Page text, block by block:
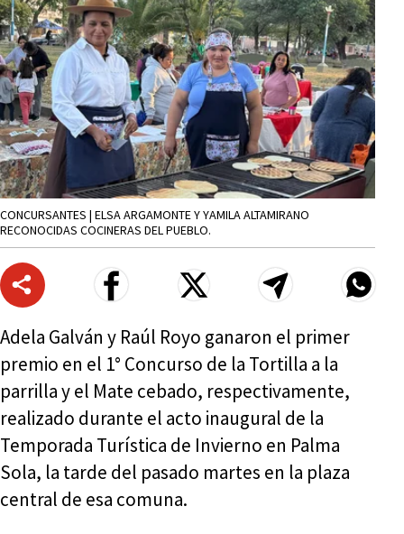
CONCURSANTES | ELSA ARGAMONTE Y YAMILA ALTAMIRANO
RECONOCIDAS COCINERAS DEL PUEBLO.
Adela Galván y Raúl Royo ganaron el primer
premio en el 1° Concurso de la Tortilla a la
parrilla y el Mate cebado, respectivamente,
realizado durante el acto inaugural de la
Temporada Turística de Invierno en Palma
Sola, la tarde del pasado martes en la plaza
central de esa comuna.